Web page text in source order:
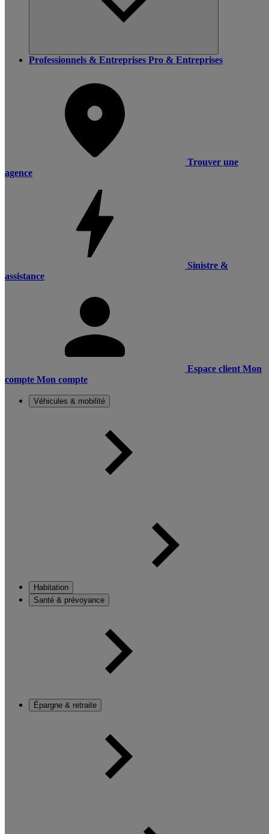
Professionnels & Entreprises Pro & Entreprises
Trouver une
agence
Sinistre &
assistance
Espace client Mon
compte Mon compte
Véhicules & mobilité
Habitation
Santé & prévoyance
Épargne & retraite